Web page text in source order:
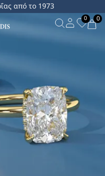
από το 1973
0 0